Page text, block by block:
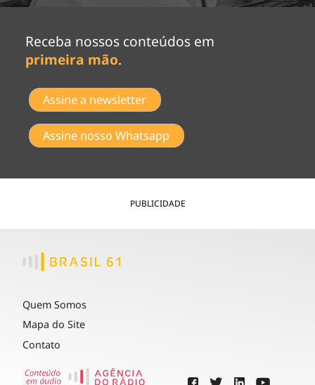
Receba nossos conteúdos em
primeira mão.
Assine a newsletter
Assine nosso Whatsapp
PUBLICIDADE
Quem Somos
Mapa do Site
Contato